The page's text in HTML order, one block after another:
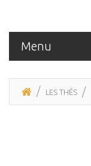
Menu
LES THÉS